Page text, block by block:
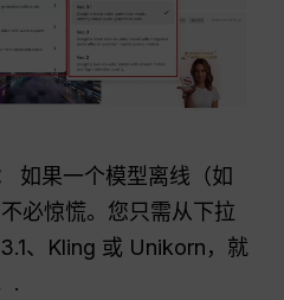
如果一个模型离线（如
必惊慌。您只需从下拉
、Kling 或 Unikorn，就
.